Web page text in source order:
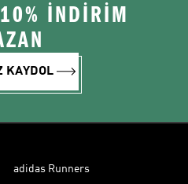
İNDİRİM
KAYDOL
adidas Runners